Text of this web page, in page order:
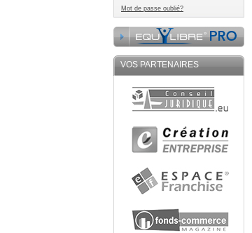
Mot de passe oublié?
VOS PARTENAIRES